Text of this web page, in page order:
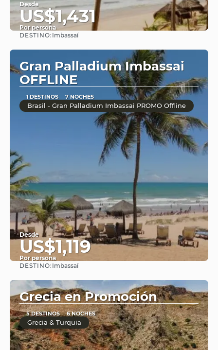
Desde
US$1,431
Por persona
DESTINO: Imbassaí
Gran Palladium Imbassai
OFFLINE
1 DESTINOS 7 NOCHES
Brasil - Gran Palladium Imbassai PROMO Offline
Desde
US$1,119
Por persona
DESTINO: Imbassaí
Grecia en Promoción
5 DESTINOS 6 NOCHES
Grecia & Turquia